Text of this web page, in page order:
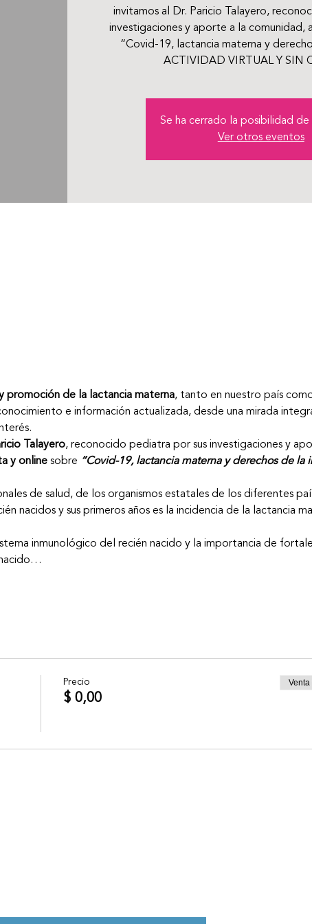
invitamos al Dr. Paricio Talayero,
investigaciones y aporte a la comunidad,
“Covid-19, lactancia materna y
ACTIVIDAD VIRTUAL Y SIN
Se ha cerrado la posibilidad de
Ver otros eventos
promoción de la lactancia materna, tanto en nuestro país
e información actualizada, desde una mirada
Talayero, reconocido pediatra por sus investigaciones y
y online sobre “Covid-19, lactancia materna y derechos de la
de salud, de los organismos estatales de los diferentes
nacidos y sus primeros años es la incidencia de la lactancia
inmunológico del recién nacido y la importancia de
nacido…
Precio
$ 0,00